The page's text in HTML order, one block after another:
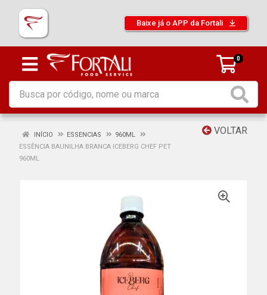
Baixe já o APP da Fortali
0
VOLTAR
INÍCIO ESSENCIAS
960ML
ESSÊNCIA BAUNILHA BRANCA ICEBERG CHEF PET
960ML